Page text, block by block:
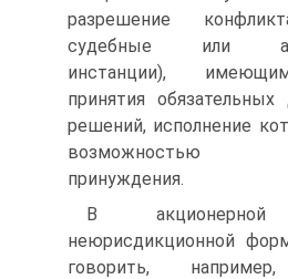
разрешение
судебные или
инстанции),
принятия
решений, исполнение
возможностью
принуждения.
В
неюрисдикционной
говорить,